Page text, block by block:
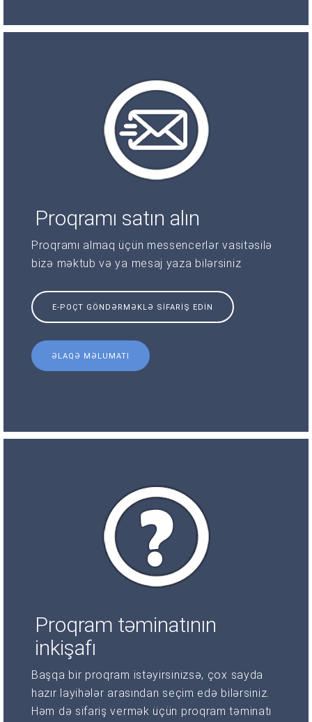
Proqramı satın alın
Proqramı almaq üçün messencerlər vasitəsilə
bizə məktub və ya mesaj yaza bilərsiniz
E-POÇT GÖNDƏRMƏKLƏ SIFARIŞ EDIN
ƏLAQƏ MƏLUMATI
Proqram təminatının
inkişafı
Başqa bir proqram istəyirsinizsə, çox sayda
hazır layihələr arasından seçim edə bilərsiniz.
Həm də sifariş vermək üçün proqram təminatı